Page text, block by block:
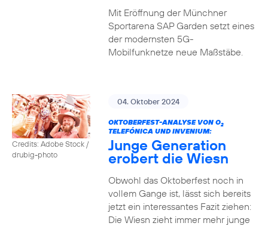
Mit Eröffnung der Münchner
Sportarena SAP Garden setzt eines
der modernsten 5G-
Mobilfunknetze neue Maßstäbe.
Credits: Adobe Stock /
drubig-photo
04. Oktober 2024
OKTOBERFEST-ANALYSE VON O2
TELEFÓNICA UND INVENIUM:
Junge Generation
erobert die Wiesn
Obwohl das Oktoberfest noch in
vollem Gange ist, lässt sich bereits
jetzt ein interessantes Fazit ziehen:
Die Wiesn zieht immer mehr junge